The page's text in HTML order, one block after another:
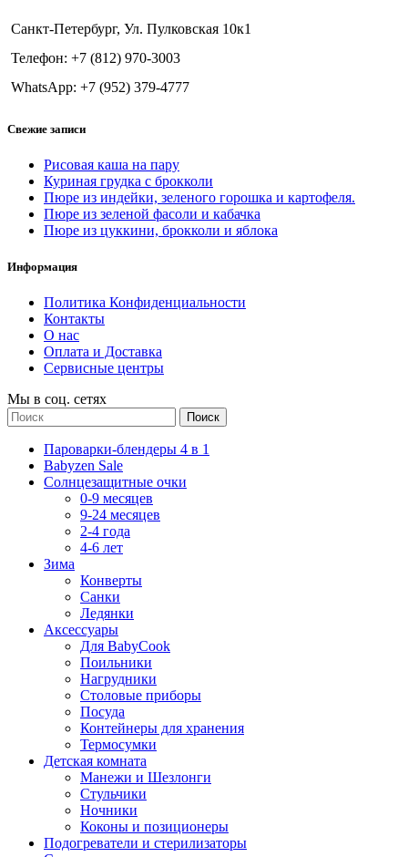
Санкт-Петербург, Ул. Пулковская 10к1
Телефон: +7 (812) 970-3003
WhatsApp: +7 (952) 379-4777
Свежие записи
Рисовая каша на пару
Куриная грудка с брокколи
Пюре из индейки, зеленого горошка и картофеля.
Пюре из зеленой фасоли и кабачка
Пюре из цуккини, брокколи и яблока
Информация
Политика Конфиденциальности
Контакты
О нас
Оплата и Доставка
Сервисные центры
Мы в соц. сетях
Поиск
Пароварки-блендеры 4 в 1
Babyzen Sale
Солнцезащитные очки
0-9 месяцев
9-24 месяцев
2-4 года
4-6 лет
Зима
Конверты
Санки
Ледянки
Аксессуары
Для BabyCook
Поильники
Нагрудники
Столовые приборы
Посуда
Контейнеры для хранения
Термосумки
Детская комната
Манежи и Шезлонги
Стульчики
Ночники
Коконы и позиционеры
Подогреватели и стерилизаторы